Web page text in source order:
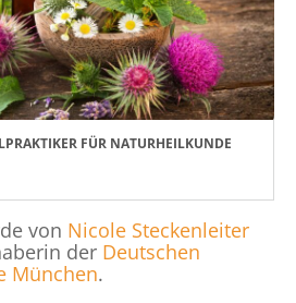
FÜR NATURHEILKUNDE
von Nicole Steckenleiter
der Deutschen
München.